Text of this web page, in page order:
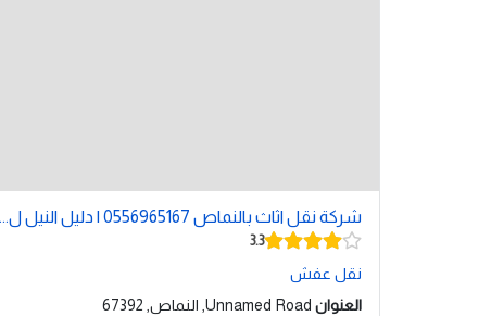
شركة نقل اثاث بالنماص 0556965167 | دليل النيل ل...
3.3
نقل عفش
العنوان Unnamed Road, النماص, 67392